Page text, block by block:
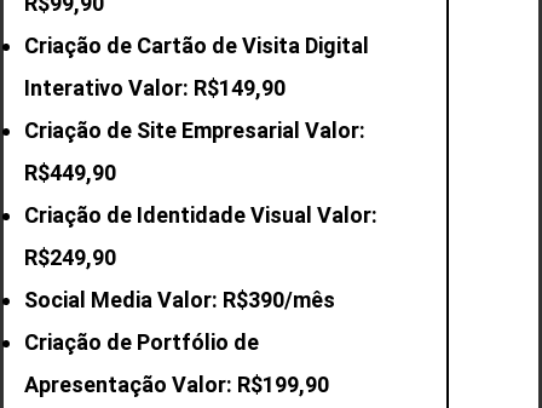
Criação de Cartão de Visita Digital
Interativo Valor: R$149,90
Criação de Site Empresarial Valor:
R$449,90
Criação de Identidade Visual Valor:
R$249,90
Social Media Valor: R$390/mês
Criação de Portfólio de
Apresentação Valor: R$199,90